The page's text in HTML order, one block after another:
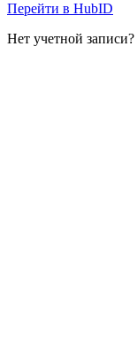
Перейти в HubID
Нет учетной записи?